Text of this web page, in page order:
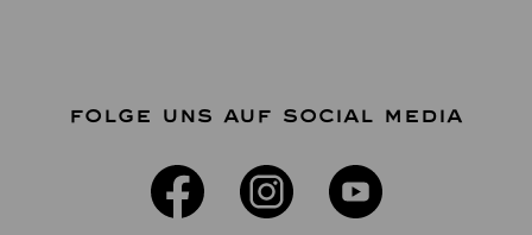
FOLGE UNS AUF SOCIAL MEDIA